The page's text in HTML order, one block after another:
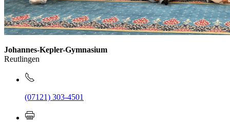
Johannes-Kepler-Gymnasium
Reutlingen
(07121) 303-4501